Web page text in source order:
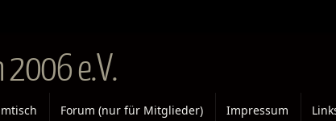
2006 e.V.
Forum (nur für Mitglieder) Impressum